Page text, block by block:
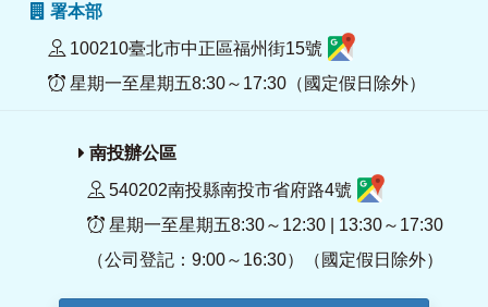
署本部
100210臺北市中正區福州街15號
星期一至星期五8:30～17:30（國定假日除外）
南投辦公區
540202南投縣南投市省府路4號
星期一至星期五8:30～12:30 | 13:30～17:30
（公司登記：9:00～16:30）（國定假日除外）